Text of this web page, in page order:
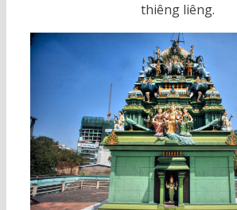
thiêng liêng.